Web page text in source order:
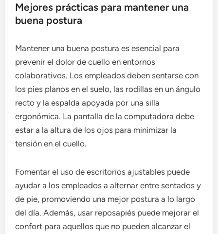
Mejores prácticas para mantener una
buena postura
Mantener una buena postura es esencial para
prevenir el dolor de cuello en entornos
colaborativos. Los empleados deben sentarse con
los pies planos en el suelo, las rodillas en un ángulo
recto y la espalda apoyada por una silla
ergonómica. La pantalla de la computadora debe
estar a la altura de los ojos para minimizar la
tensión en el cuello.
Fomentar el uso de escritorios ajustables puede
ayudar a los empleados a alternar entre sentados y
de pie, promoviendo una mejor postura a lo largo
del día. Además, usar reposapiés puede mejorar el
confort para aquellos que no pueden alcanzar el